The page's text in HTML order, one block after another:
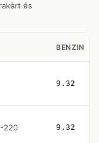
és
BENZIN
9.32
220 9.32